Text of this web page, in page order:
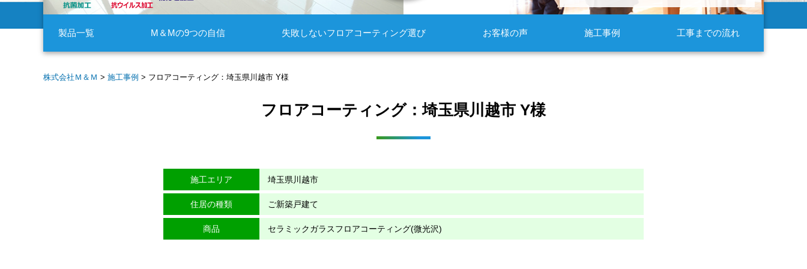
製品一覧 M＆Mの9つの自信 失敗しないフロアコーティング選び お客様の声 施工事例 工事までの流れ
株式会社Ｍ＆Ｍ > 施工事例 > フロアコーティング：埼玉県川越市 Y様
フロアコーティング：埼玉県川越市 Y様
施工エリア 埼玉県川越市
住居の種類 ご新築戸建て
商品 セラミックガラスフロアコーティング(微光沢)